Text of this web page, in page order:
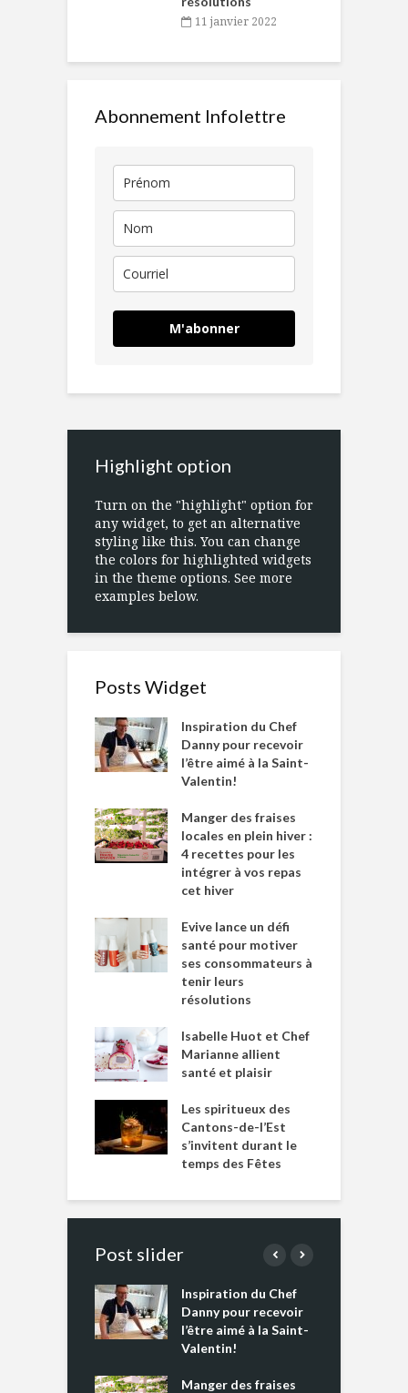
11 janvier 2022
Abonnement Infolettre
M'abonner
Highlight option
Turn on the "highlight" option for
any widget, to get an alternative
styling like this. You can change
the colors for highlighted widgets
in the theme options. See more
examples below.
Posts Widget
Inspiration du Chef
Danny pour recevoir
l’être aimé à la Saint-
Valentin!
Manger des fraises
locales en plein hiver :
4 recettes pour les
intégrer à vos repas
cet hiver
Evive lance un défi
santé pour motiver
ses consommateurs à
tenir leurs
résolutions
Isabelle Huot et Chef
Marianne allient
santé et plaisir
Les spiritueux des
Cantons-de-l’Est
s’invitent durant le
temps des Fêtes
Post slider
Inspiration du Chef
Danny pour recevoir
l’être aimé à la Saint-
Valentin!
Manger des fraises